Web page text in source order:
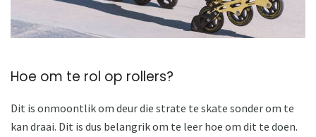
Hoe om te rol op rollers?
Dit is onmoontlik om deur die strate te skate sonder om te
kan draai. Dit is dus belangrik om te leer hoe om dit te doen.